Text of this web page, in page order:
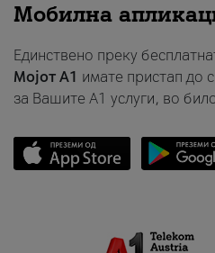
Мобилна
Единствено преку
Мојот A1 имате пристап до
за Вашите A1 услуги, во